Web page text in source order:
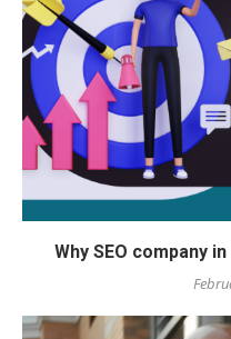
Why SEO company